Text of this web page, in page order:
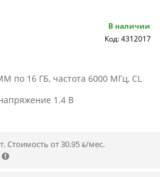
В наличии
Код: 4312017
по 16 ГБ, частота 6000 МГц, CL
1.4 В
Стоимость от 30.95 ƃ/мec.